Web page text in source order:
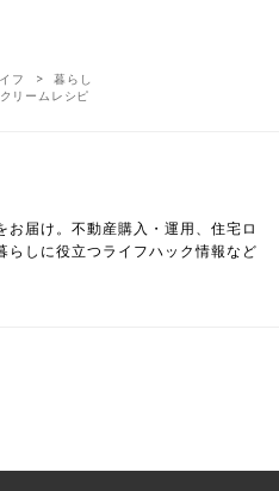
フ
暮らし
リームレシピ
届け。不動産購入・運用、住宅ロ
らしに役立つライフハック情報など